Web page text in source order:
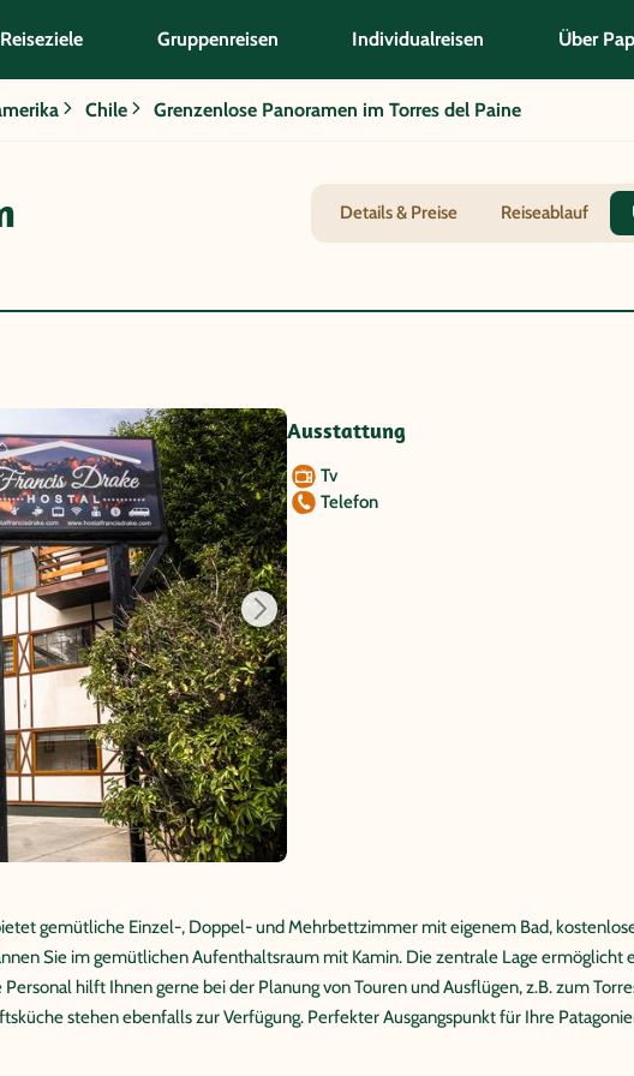
Reiseziele Gruppenreisen Individualreisen Über
Chile Grenzenlose Panoramen im Torres del Paine
Details & Preise Reiseablauf
Ausstattung
Tv
Telefon
gemütliche Einzel-, Doppel- und Mehrbettzimmer mit eigenem Bad,
Sie im gemütlichen Aufenthaltsraum mit Kamin. Die zentrale Lage ermöglicht
hilft Ihnen gerne bei der Planung von Touren und Ausflügen, z.B. zum
stehen ebenfalls zur Verfügung. Perfekter Ausgangspunkt für Ihre